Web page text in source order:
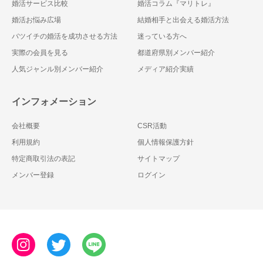
婚活サービス比較
婚活コラム『マリトレ』
婚活お悩み広場
結婚相手と出会える婚活方法
バツイチの婚活を成功させる方法
迷っている方へ
実際の会員を見る
都道府県別メンバー紹介
人気ジャンル別メンバー紹介
メディア紹介実績
インフォメーション
会社概要
CSR活動
利用規約
個人情報保護方針
特定商取引法の表記
サイトマップ
メンバー登録
ログイン